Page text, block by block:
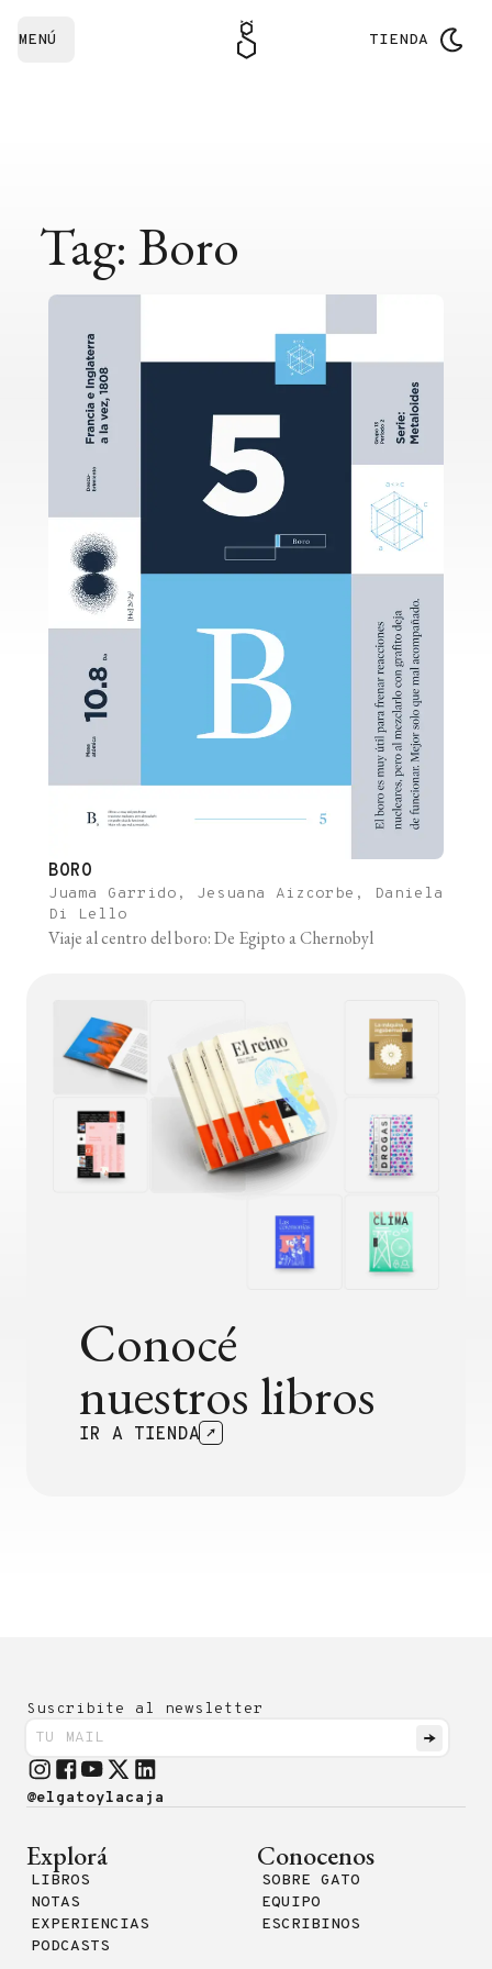
MENÚ TIENDA
Tag: Boro
BORO
Juama Garrido, Jesuana Aizcorbe, Daniela
Di Lello
Viaje al centro del boro: De Egipto a Chernobyl
Conocé
nuestros libros
IR A TIENDA
Suscribite al newsletter
@elgatoylacaja
Explorá
LIBROS
NOTAS
EXPERIENCIAS
PODCASTS
Conocenos
SOBRE GATO
EQUIPO
ESCRIBINOS